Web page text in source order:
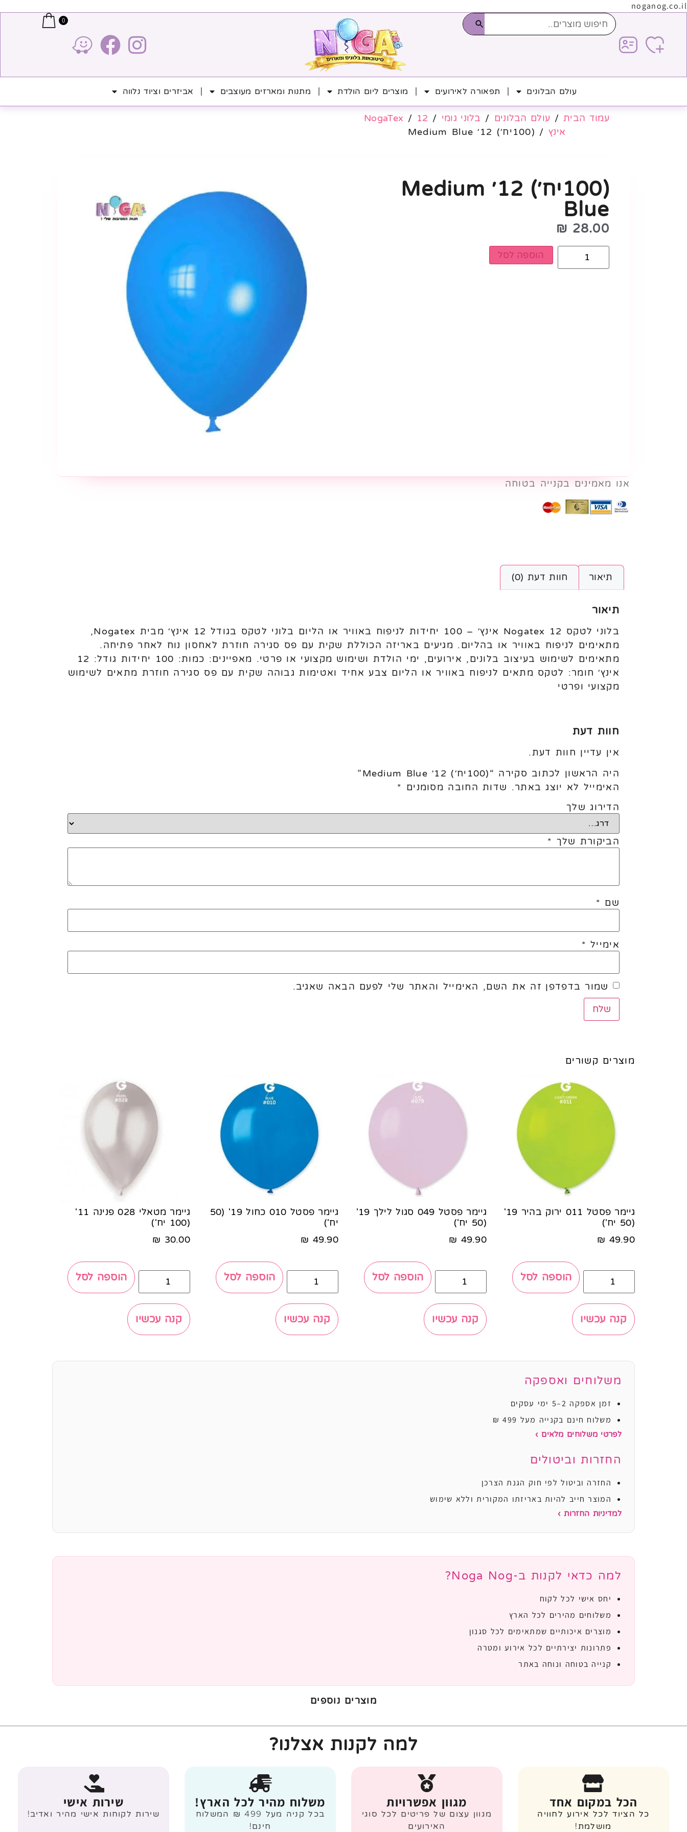
noganog.co.il
0
עולם הבלונים תפאורה לאירועים מוצרים ליום הולדת מתנות ומארזים מעוצבים אביזרים וציוד נלווה
עמוד הבית/ עולם הבלונים / בלוני גומי /
NogaTex / 12
אינץ / (100יח׳) 12׳ Medium Blue
(100יח׳) 12׳ Medium
Blue
28.00
₪
הוספה לסל
אנו מאמינים בקנייה בטוחה
תיאור חוות דעת (0)
תיאור
בלוני לטקס Nogatex 12 אינץ׳ – 100 יחידות לניפוח באוויר או הליום בלוני לטקס בגודל 12 אינץ׳ מבית Nogatex,
מתאימים לניפוח באוויר או בהליום. מגיעים באריזה הכוללת שקית עם פס סגירה חוזרת לאחסון נוח לאחר פתיחה.
מתאימים לשימוש בעיצוב בלונים, אירועים, ימי הולדת ושימוש מקצועי או פרטי. מאפיינים: כמות: 100 יחידות גודל: 12
אינץ׳ חומר: לטקס מתאים לניפוח באוויר או הליום צבע אחיד ואטימות גבוהה שקית עם פס סגירה חוזרת מתאים לשימוש
מקצועי ופרטי
חוות דעת
אין עדיין חוות דעת.
היה הראשון לכתוב סקירה “(100יח׳) 12׳ Medium Blue”
האימייל לא יוצג באתר. שדות החובה מסומנים *
הדירוג שלך
הביקורת שלך *
שם *
אימייל *
שמור בדפדפן זה את השם, האימייל והאתר שלי לפעם הבאה שאגיב.
מוצרים קשורים
גיימר פסטל 011 ירוק בהיר 19'
(50 יח')
49.90
₪
הוספה לסל
קנה עכשיו
גיימר פסטל 049 סגול לילך 19'
(50 יח')
49.90
₪
הוספה לסל
קנה עכשיו
גיימר פסטל 010 כחול 19' (50
יח')
49.90
₪
הוספה לסל
קנה עכשיו
גיימר מטאלי 028 פנינה 11'
(100 יח')
30.00
₪
הוספה לסל
קנה עכשיו
משלוחים ואספקה
זמן אספקה 2–5 ימי עסקים
משלוח חינם בקנייה מעל 499 ₪
לפרטי משלוחים מלאים ›
החזרות וביטולים
החזרה וביטול לפי חוק הגנת הצרכן
המוצר חייב להיות באריזתו המקורית וללא שימוש
למדיניות החזרות ›
למה כדאי לקנות ב-Noga Nog?
יחס אישי לכל לקוח
משלוחים מהירים לכל הארץ
מוצרים איכותיים שמתאימים לכל סגנון
פתרונות יצירתיים לכל אירוע ומטרה
קנייה בטוחה ונוחה באתר
מוצרים נוספים
למה לקנות אצלנו?
הכל במקום אחד
כל הציוד לכל אירוע לחוויה
מושלמת!
מגוון אפשרויות
מגוון עצום של פריטים לכל סוגי
האירועים
משלוח מהיר לכל הארץ!
בכל קניה מעל 499 ₪ המשלוח
חינם!
שירות אישי
שירות לקוחות אישי מהיר ואדיב!